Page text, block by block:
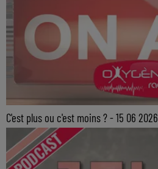
C'est plus ou c'est moins ? - 15 06 2026